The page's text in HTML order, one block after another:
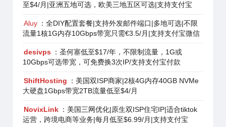
至$4/月|亚洲五地可选，欧美三地五区可选|支持支付宝
Aluy ：全DIY配置套餐|支持外发邮件端口|多地可选|不限
流量1核1G内存10Gbps带宽只需€3.5/月|支持支付宝微信
desivps
：圣何塞低至$17/年，不限制流量，1G或
10Gbps可选带宽，可免费换3次IP/支持支付宝付款
ShiftHosting
：美国双ISP商家|2核4G内存40GB NVMe
大硬盘1Gbps带宽2TB流量低至$4/月
NovixLink ：美国三网优化|原生双ISP住宅IP|适合tiktok
运营，跨境电商等业务|每月低至$6.99/月|支持支付宝